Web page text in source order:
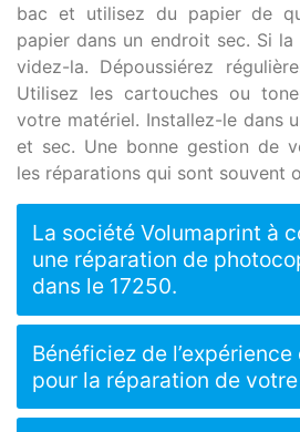
bac et utilisez du papier de
papier dans un endroit sec. Si
videz-la. Dépoussiérez
Utilisez les cartouches ou
votre matériel. Installez-le dans
et sec. Une bonne gestion de
les réparations qui sont souvent
La société Volumaprint à
une réparation de
dans le 17250.
Bénéficiez de
pour la réparation de